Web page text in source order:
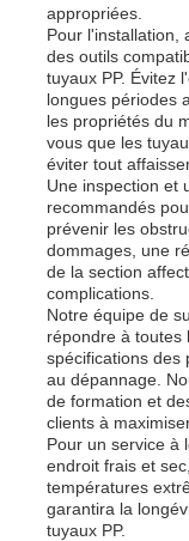
appropriées.
Pour l'installation,
des outils
tuyaux PP. Évitez
longues périodes
les propriétés du
vous que les
éviter tout
Une inspection et
recommandés
prévenir les
dommages, une
de la section
complications.
Notre équipe de
répondre à toutes
spécifications des
au dépannage.
de formation et
clients à
Pour un service à
endroit frais et
températures
garantira la
tuyaux PP.